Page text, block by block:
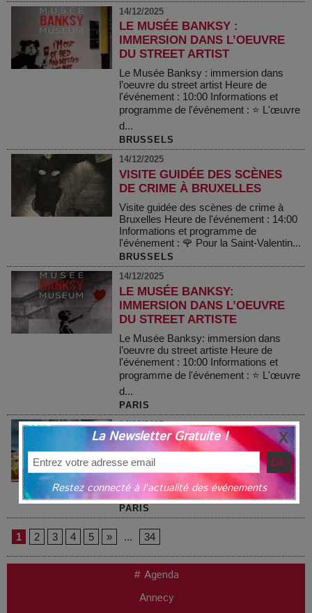
14/12/2025
LE MUSÉE BANKSY :
IMMERSION DANS L’OEUVRE
DU STREET ARTIST
Le Musée Banksy : immersion dans
l’oeuvre du street artist Heure de
l'événement : 10:00 Informations et
programme de l'événement : ⭐ L'œuvre
d...
BRUSSELS
14/12/2025
VISITE GUIDÉE DES SCÈNES
DE CRIME À BRUXELLES
Visite guidée des scènes de crime à
Bruxelles Heure de l'événement : 14:00
Informations et programme de
l'événement : 🌹 Pour la Saint-Valentin...
BRUSSELS
14/12/2025
LE MUSÉE BANKSY:
IMMERSION DANS L’OEUVRE
DU STREET ARTISTE
Le Musée Banksy: immersion dans
l’oeuvre du street artiste Heure de
l'événement : 10:00 Informations et
programme de l'événement : ⭐ L'œuvre
d...
PARIS
14/12/2025
DÉJEUNER CROISIÈRE ORSAY
Déjeuner Croisière Orsay Heure de
l'événement : 12:00 Informations et
programme de l'événement : 🌹 Pour la
Saint-Valentin , offre cette expérience...
PARIS
1 2 3 4 5 » ... 34
# Agenda
Annecy
La Newsletter Gratuite !
Restez connecté à l'actualité des événements